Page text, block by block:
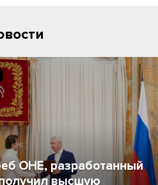
ОНЕ, разработанный
высшую